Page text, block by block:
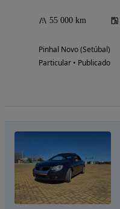
55 000 km
Pinhal Novo (Setúbal)
Particular • Publicado